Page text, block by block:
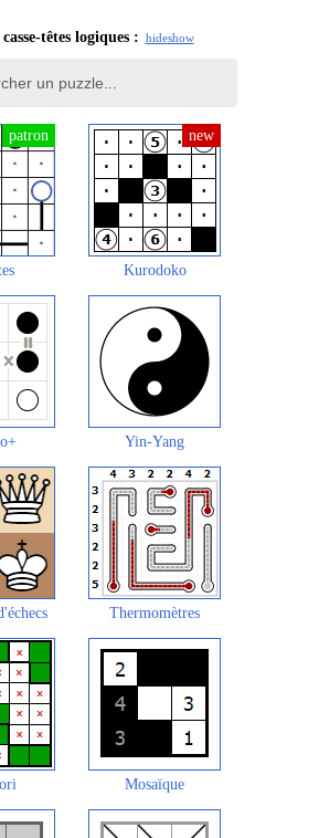
têtes logiques : hideshow
Kurodoko
Yin-Yang
Thermomètres
Mosaïque